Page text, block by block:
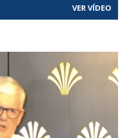
VER VÍDEO